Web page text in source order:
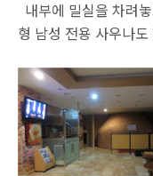
내부에 밀실을 차려
형 남성 전용 사우나